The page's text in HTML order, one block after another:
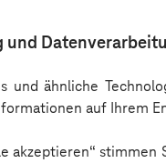
und ähnliche
auf Ihrem
akzeptieren“